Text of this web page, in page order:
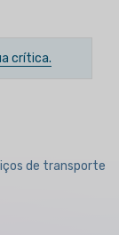
crítica.
de transporte